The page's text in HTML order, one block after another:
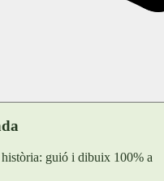
guió i dibuix 100% a